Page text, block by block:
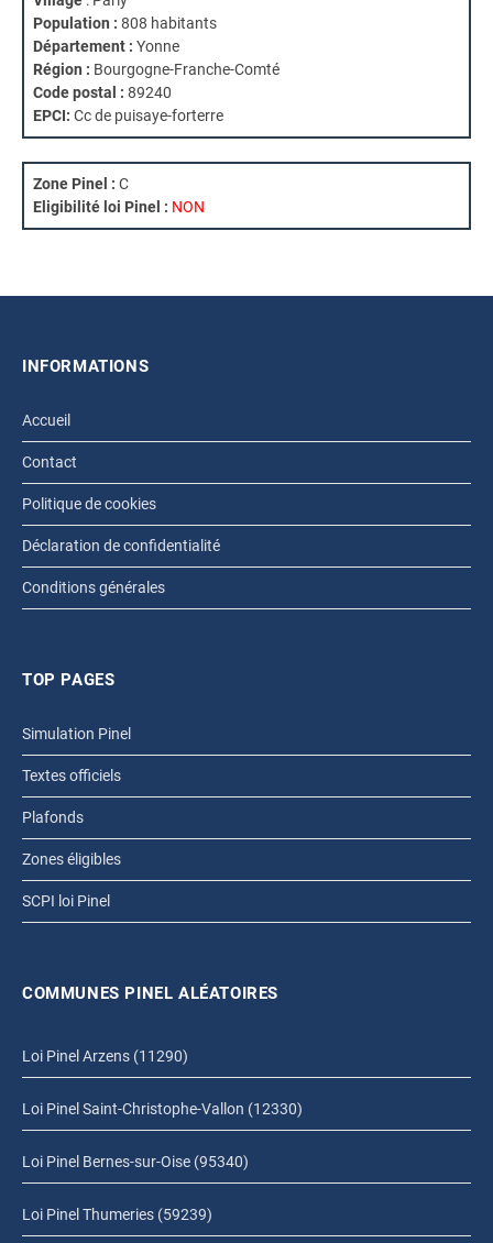
Population : 808 habitants
Département : Yonne
Région : Bourgogne-Franche-Comté
Code postal : 89240
EPCI: Cc de puisaye-forterre
Zone Pinel : C
Eligibilité loi Pinel : NON
INFORMATIONS
Accueil
Contact
Politique de cookies
Déclaration de confidentialité
Conditions générales
TOP PAGES
Simulation Pinel
Textes officiels
Plafonds
Zones éligibles
SCPI loi Pinel
COMMUNES PINEL ALÉATOIRES
Loi Pinel Arzens (11290)
Loi Pinel Saint-Christophe-Vallon (12330)
Loi Pinel Bernes-sur-Oise (95340)
Loi Pinel Thumeries (59239)